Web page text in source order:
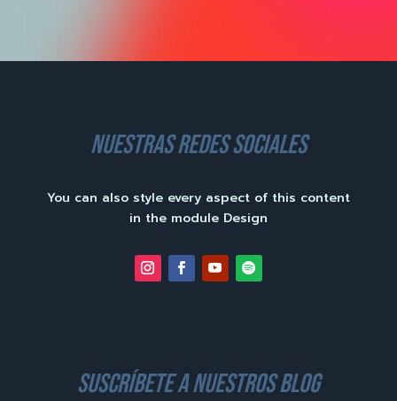
nuestras redes sociales
You can also style every aspect of this content
in the module Design
suscríbete a nuestros blog